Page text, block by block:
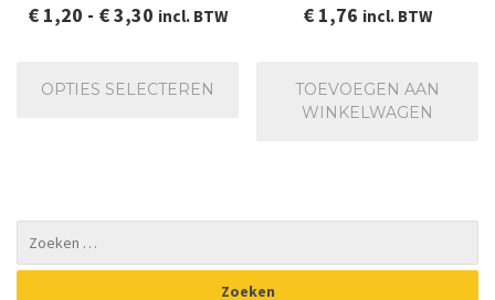
€1,20 - €3,30Prijsklasse:
€ 3,30
incl. BTW
OPTIES SELECTEREN
kan
worden
op
€ 1,76 incl. BTW
TOEVOEGEN AAN
WINKELWAGEN